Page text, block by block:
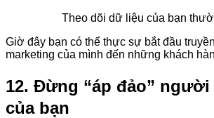
Theo dõi dữ liệu của bạn
Giờ đây bạn có thể thực sự bắt đầu
marketing của mình đến những khách
12. Đừng “áp đảo”
của bạn